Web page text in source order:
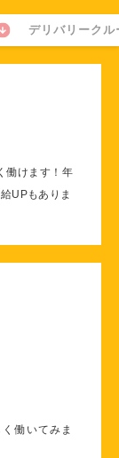
デリバリークル
働けます！年
UPもありま
働いてみま